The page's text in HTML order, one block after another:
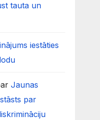
tauta un
iestāties
Jaunas
par